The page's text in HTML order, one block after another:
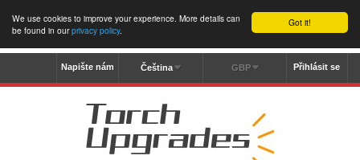
Got it!
We use cookies to improve your experience. More details can
be found in ourprivacy policy.
Přihlásit se
GBP
Čeština
Napište nám